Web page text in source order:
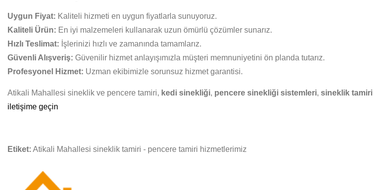
Uygun Fiyat: Kaliteli hizmeti en uygun fiyatlarla sunuyoruz.
Kaliteli Ürün: En iyi malzemeleri kullanarak uzun ömürlü çözümler sunarız.
Hızlı Teslimat: İşlerinizi hızlı ve zamanında tamamlarız.
Güvenli Alışveriş: Güvenilir hizmet anlayışımızla müşteri memnuniyetini ön planda tutarız.
Profesyonel Hizmet: Uzman ekibimizle sorunsuz hizmet garantisi.
Atikali Mahallesi sineklik ve pencere tamiri, kedi sinekliği, pencere sinekliği sistemleri, sineklik tamiri
iletişime geçin
Etiket: Atikali Mahallesi sineklik tamiri - pencere tamiri hizmetlerimiz